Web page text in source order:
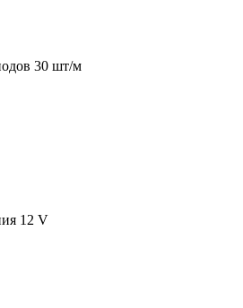
30 шт/м
12 V